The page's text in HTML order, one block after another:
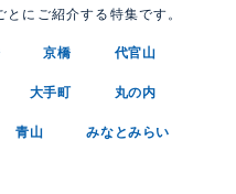
にご紹介する特集です。
京橋 代官山
大手町 丸の内
青山 みなとみらい